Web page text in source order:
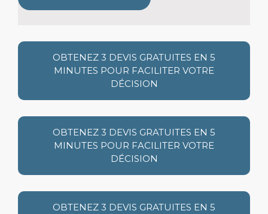
OBTENEZ 3 DEVIS GRATUITES EN 5
MINUTES POUR FACILITER VOTRE
DÉCISION
OBTENEZ 3 DEVIS GRATUITES EN 5
MINUTES POUR FACILITER VOTRE
DÉCISION
OBTENEZ 3 DEVIS GRATUITES EN 5